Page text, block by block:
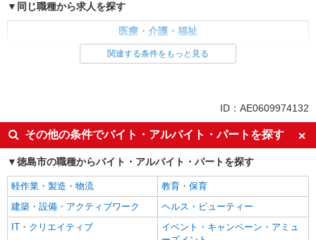
同じ職種から求人を探す
医療・介護・福祉
看護師・保健師・看護助手・助産師
関連する条件をもっと見る
ID：AE0609974132
その他の条件でバイト・アルバイト・パートを探す
徳島市の職種からバイト・アルバイト・パートを探す
軽作業・製造・物流
教育・保育
建築・設備・アクティブワーク
ヘルス・ビューティー
IT・クリエイティブ
イベント・キャンペーン・アミュ